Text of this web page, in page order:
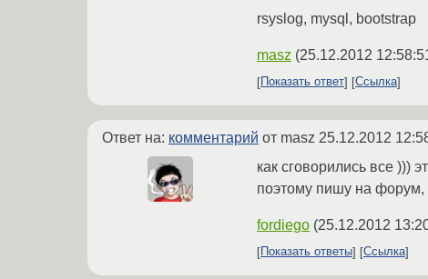
rsyslog, mysql, bootstrap
masz (25.12.2012
Показать ответ Ссылка
Ответ на: комментарий от masz 25.12.2012
как сговорились все )))
поэтому пишу на форум,
fordiego (25.12.2012
Показать ответы
Ссылка